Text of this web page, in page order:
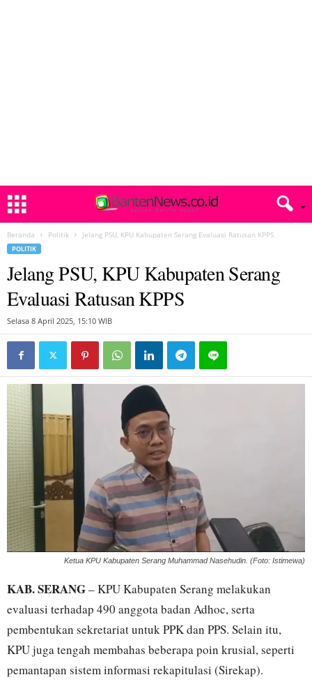
Beranda Politik Jelang PSU, KPU Kabupaten Serang Evaluasi Ratusan KPPS
POLITIK
Jelang PSU, KPU Kabupaten Serang
Evaluasi Ratusan KPPS
Selasa 8 April 2025, 15:10 WIB
Ketua KPU Kabupaten Serang Muhammad Nasehudin. (Foto: Istimewa)
KAB. SERANG– KPU Kabupaten Serang melakukan
evaluasi terhadap 490 anggota badan Adhoc, serta
pembentukan sekretariat untuk PPK dan PPS. Selain itu,
KPU juga tengah membahas beberapa poin krusial, seperti
pemantapan sistem informasi rekapitulasi (Sirekap).